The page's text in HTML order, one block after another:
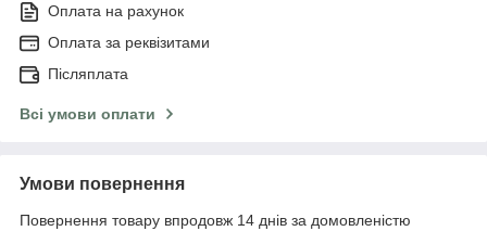
Оплата на рахунок
Оплата за реквізитами
Післяплата
Всі умови оплати
Умови повернення
Повернення товару впродовж 14 днів за домовленістю